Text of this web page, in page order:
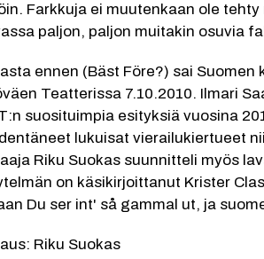
Farkkuja ei muutenkaan ole
paljon, paljon muitakin osuvia
ennen (Bäst Före?) sai
Teatterissa 7.10.2010. Ilmari
suosituimpia esityksiä vuosina
lukuisat vierailukiertueet
Riku Suokas suunnitteli myös
on käsikirjoittanut Krister
Du ser int' så gammal ut, ja
Riku Suokas